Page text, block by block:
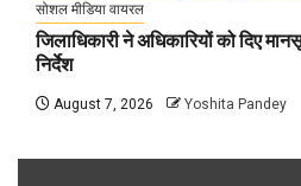
सोशल मीडिया वायरल
जिलाधिकारी ने अधिकारियों को दिए
निर्देश
August 7, 2026 Yoshita Pandey